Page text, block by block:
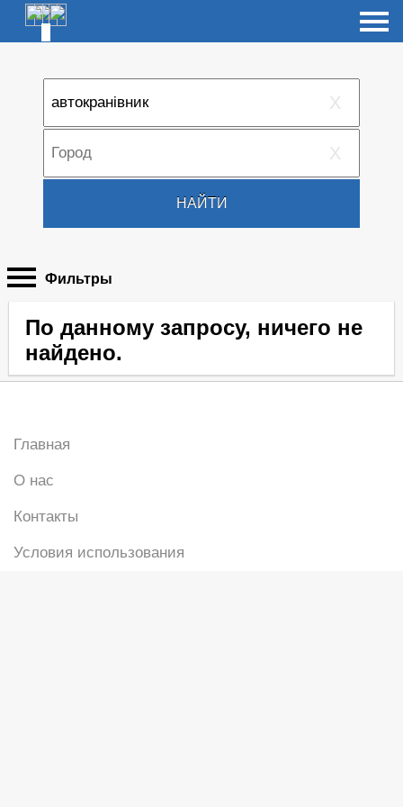
X
X
НАЙТИ
Фильтры
По данному запросу, ничего не
найдено.
Главная
О нас
Контакты
Условия использования